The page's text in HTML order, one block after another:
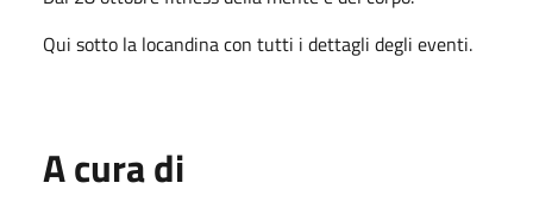
Qui sotto la locandina con tutti i dettagli degli eventi.
A cura di